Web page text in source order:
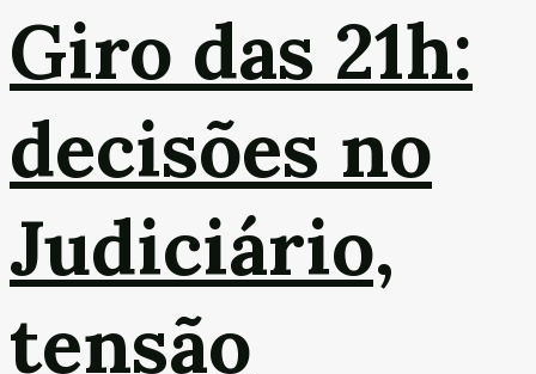
Giro das 21h:
decisões no
Judiciário,
tensão